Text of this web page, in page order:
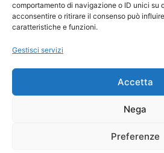
comportamento di navigazione o ID unici su
acconsentire o ritirare il consenso può
caratteristiche e funzioni.
Gestisci servizi
Accetta
Nega
Preferenze
Chi siamo
Informazioni e Accoglienza Turistica/IAT
Cookie Policy
Amministrazione trasparente